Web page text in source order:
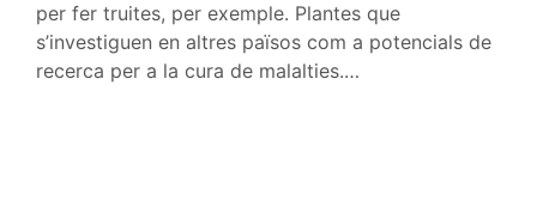
per fer truites, per exemple. Plantes que
s’investiguen en altres països com a potencials de
recerca per a la cura de malalties.…